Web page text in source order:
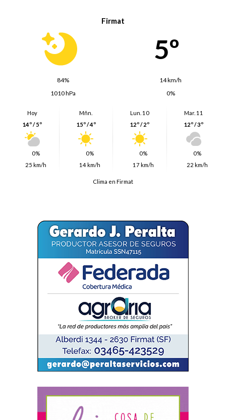
Firmat
5º
84%
14 km/h
1010 hPa
0%
Hoy
14º / 5º
0%
25 km/h
Mñn.
15º / 4º
0%
14 km/h
Lun. 10
12º / 2º
0%
17 km/h
Mar. 11
12º / 3º
0%
22 km/h
Clima en Firmat